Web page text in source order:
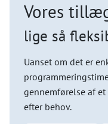
Vores
lige så
Uanset om det er
gennemførelse af
efter behov.